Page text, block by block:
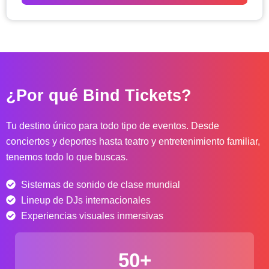
d
p
c
i
s
:
d
d
$
¿Por qué Bind Tickets?
Tu destino único para todo tipo de eventos. Desde
conciertos y deportes hasta teatro y entretenimiento familiar,
tenemos todo lo que buscas.
Sistemas de sonido de clase mundial
Lineup de DJs internacionales
Experiencias visuales inmersivas
50+